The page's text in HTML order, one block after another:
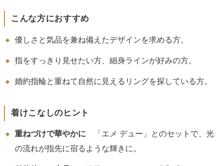
こんな方におすすめ
優しさと気品を兼ね備えたデザインを求める方。
指をすっきり見せたい方、細身ラインが好みの方。
婚約指輪と重ねて自然に見えるリングを探している方。
着けこなしのヒント
重ねづけで華やかに 「エメ デュー」とのセットで、光
の流れが指先に宿るような輝きに。